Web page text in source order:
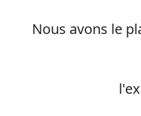
Nous avons le